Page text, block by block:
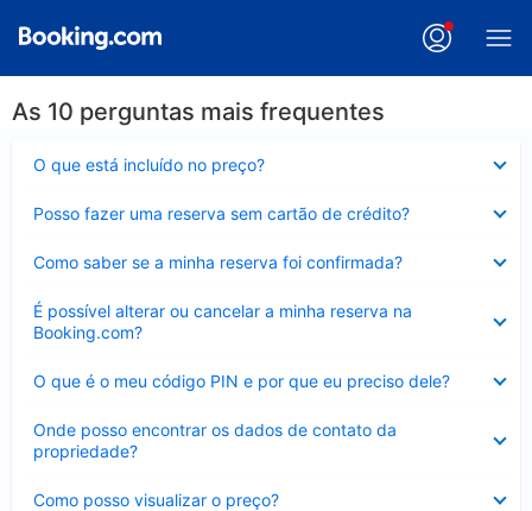
As 10 perguntas mais frequentes
O que está incluído no preço?
Posso fazer uma reserva sem cartão de crédito?
Como saber se a minha reserva foi confirmada?
É possível alterar ou cancelar a minha reserva na
Booking.com?
Contraído
O que é o meu código PIN e por que eu preciso dele?
Onde posso encontrar os dados de contato da
propriedade?
Como posso visualizar o preço?